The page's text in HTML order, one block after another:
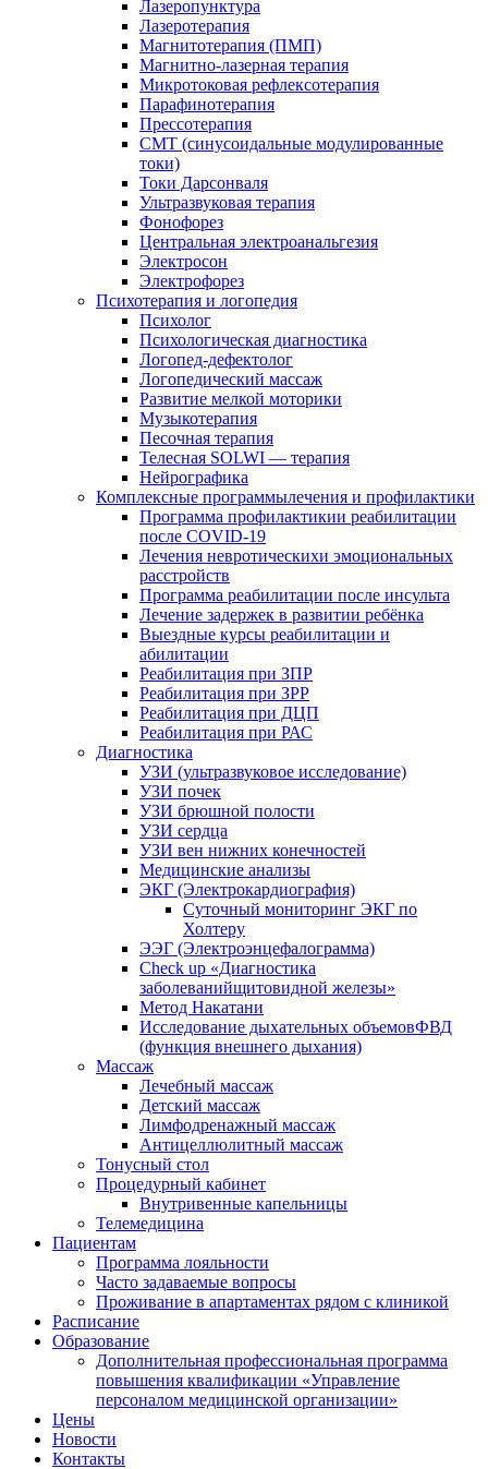
Лазеропунктура
Лазеротерапия
Магнитотерапия (ПМП)
Магнитно-лазерная терапия
Микротоковая рефлексотерапия
Парафинотерапия
Прессотерапия
СМТ (синусоидальные модулированные
токи)
Токи Дарсонваля
Ультразвуковая терапия
Фонофорез
Центральная электроанальгезия
Электросон
Электрофорез
Психотерапия и логопедия
Психолог
Психологическая диагностика
Логопед-дефектолог
Логопедический массаж
Развитие мелкой моторики
Музыкотерапия
Песочная терапия
Телесная SOLWI — терапия
Нейрографика
Комплексные программылечения и профилактики
Программа профилактикии реабилитации
после COVID-19
Лечения невротическихи эмоциональных
расстройств
Программа реабилитации после инсульта
Лечение задержек в развитии ребёнка
Выездные курсы реабилитации и
абилитации
Реабилитация при ЗПР
Реабилитация при ЗРР
Реабилитация при ДЦП
Реабилитация при РАС
Диагностика
УЗИ (ультразвуковое исследование)
УЗИ почек
УЗИ брюшной полости
УЗИ сердца
УЗИ вен нижних конечностей
Медицинские анализы
ЭКГ (Электрокардиография)
Cуточный мониторинг ЭКГ по
Холтеру
ЭЭГ (Электроэнце­фало­грамма)
Check up «Диагностика
заболеванийщитовидной железы»
Метод Накатани
Исследование дыхательных объемовФВД
(функция внешнего дыхания)
Массаж
Лечебный массаж
Детский массаж
Лимфодренажный массаж
Антицеллюлитный массаж
Тонусный стол
Процедурный кабинет
Внутривенные капельницы
Телемедицина
Пациентам
Программа лояльности
Часто задаваемые вопросы
Проживание в апартаментах рядом с клиникой
Расписание
Образование
Дополнительная профессиональная программа
повышения квалификации «Управление
персоналом медицинской организации»
Цены
Новости
Контакты